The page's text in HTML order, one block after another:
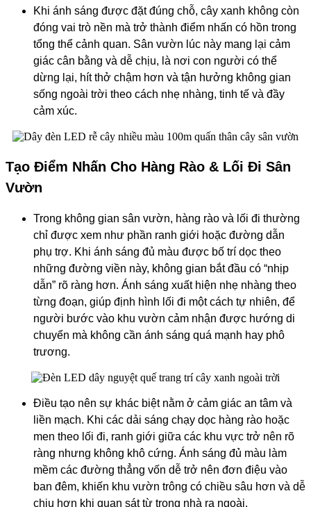
Khi ánh sáng được đặt đúng chỗ, cây xanh không còn
đóng vai trò nền mà trở thành điểm nhấn có hồn trong
tổng thể cảnh quan. Sân vườn lúc này mang lại cảm
giác cân bằng và dễ chịu, là nơi con người có thể
dừng lại, hít thở chậm hơn và tận hưởng không gian
sống ngoài trời theo cách nhẹ nhàng, tinh tế và đầy
cảm xúc.
Tạo Điểm Nhấn Cho Hàng Rào & Lối Đi Sân
Vườn
Trong không gian sân vườn, hàng rào và lối đi thường
chỉ được xem như phần ranh giới hoặc đường dẫn
phụ trợ. Khi ánh sáng đủ màu được bố trí dọc theo
những đường viền này, không gian bắt đầu có “nhịp
dẫn” rõ ràng hơn. Ánh sáng xuất hiện nhẹ nhàng theo
từng đoạn, giúp định hình lối đi một cách tự nhiên, để
người bước vào khu vườn cảm nhận được hướng di
chuyển mà không cần ánh sáng quá mạnh hay phô
trương.
Điều tạo nên sự khác biệt nằm ở cảm giác an tâm và
liền mạch. Khi các dải sáng chạy dọc hàng rào hoặc
men theo lối đi, ranh giới giữa các khu vực trở nên rõ
ràng nhưng không khô cứng. Ánh sáng đủ màu làm
mềm các đường thẳng vốn dễ trở nên đơn điệu vào
ban đêm, khiến khu vườn trông có chiều sâu hơn và dễ
chịu hơn khi quan sát từ trong nhà ra ngoài.